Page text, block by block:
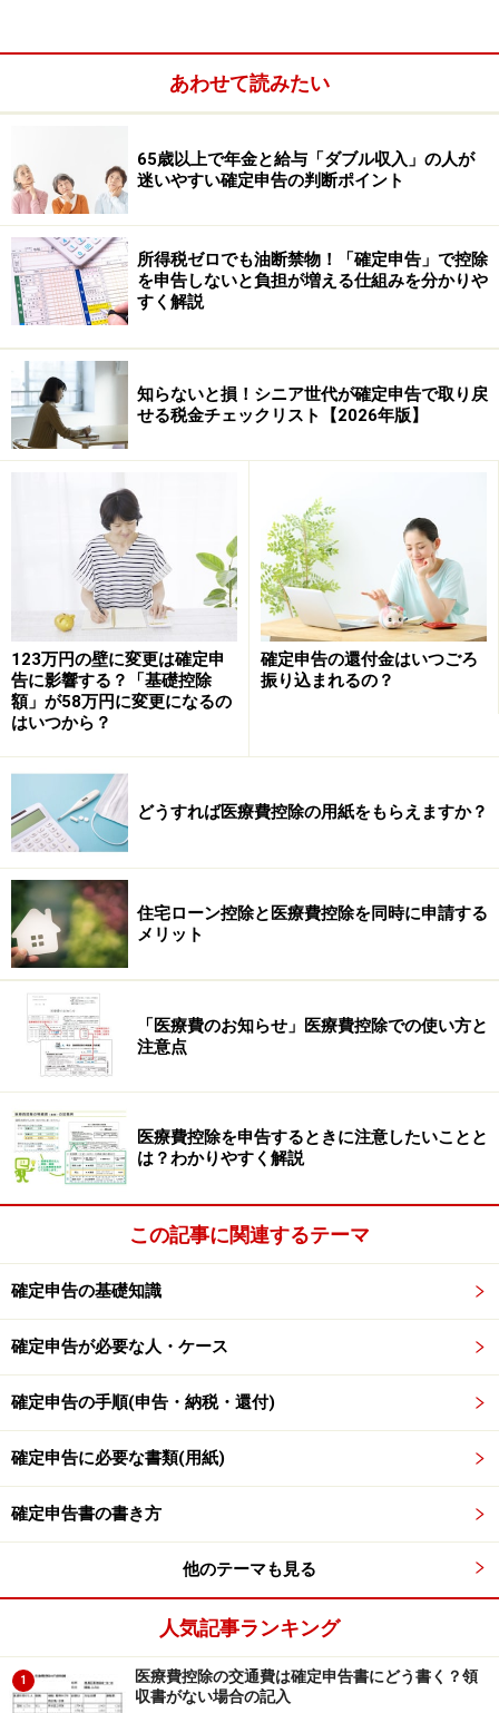
次回から配当金を銀行振込で受け取りたい人は、郵便振
替支払通知書の裏面の「名義書換代理人/同事務取扱所の
を送ってください」と電話してください。数日後、
金振込指定書が送付されてきますので、必要事項を記入
して投函します。
これで次回からの配当金は自動的に銀行に振り込まれ、
郵便振替支払通知書の代わりに「配当金振込先のご確認
について」と「配当金計算書 」が送られてきます。以上
が従来の「配当金領収書方式」です。
これ以外に配当金は、次の3つの受け取り方式がありま
す。
・個別銘柄指定方式
……銘柄ごとに配当金を受け取る口座を指定する。「配当
金振込指定書」を提出しなくても指定の銀行口座に振り
込まれるので、個別管理が可能。
・株式数比例配分方式
……複数の証券会社で株式を保有する場合、配当金が保有
する株数に応じてそれぞれの証券会社の口座に振り込ま
れる。NISA（少額投資非課税制度）、ジュニアNISA（未
成年者少額投資非課税制度）で配当金を非課税で受け取
るには、この方式を選択する必要がある。
・登録配当金受領口座方式
……所有しているすべての株式等の配当金が指定したひと
つの銀行口座に振り込まれる。ゆうちょ銀行の貯金口座
は指定できない。手続きは利用している証券会社の窓口
やホームページで行う。
配当控除と確定申告のポイント
配当金は、平成25年から令和19年12月31日まで
20.315％（所得税および復興特別所得税15.315％＋住民
税5％）の税金が源泉徴収
されています。所得の額によ
をすると、源泉徴収された「所得税と復興特別所得税と
住民税」の一部が還付されることもあります。
あわせて読みたい
65歳以上で年金と給与「ダブル収入」の人が
迷いやすい確定申告の判断ポイント
所得税ゼロでも油断禁物！「確定申告」で控除
を申告しないと負担が増える仕組みを分かりや
すく解説
知らないと損！シニア世代が確定申告で取り戻
せる税金チェックリスト【2026年版】
123万円の壁に変更は確定申
告に影響する？「基礎控除
額」が58万円に変更になるの
はいつから？
確定申告の還付金はいつごろ
振り込まれるの？
どうすれば医療費控除の用紙をもらえますか？
住宅ローン控除と医療費控除を同時に申請する
メリット
「医療費のお知らせ」医療費控除での使い方と
注意点
医療費控除を申告するときに注意したいことと
は？わかりやすく解説
この記事に関連するテーマ
確定申告の基礎知識
確定申告が必要な人・ケース
確定申告の手順(申告・納税・還付)
確定申告に必要な書類(用紙)
確定申告書の書き方
他のテーマも見る
人気記事ランキング
1
医療費控除の交通費は確定申告書にどう書く？領
収書がない場合の記入